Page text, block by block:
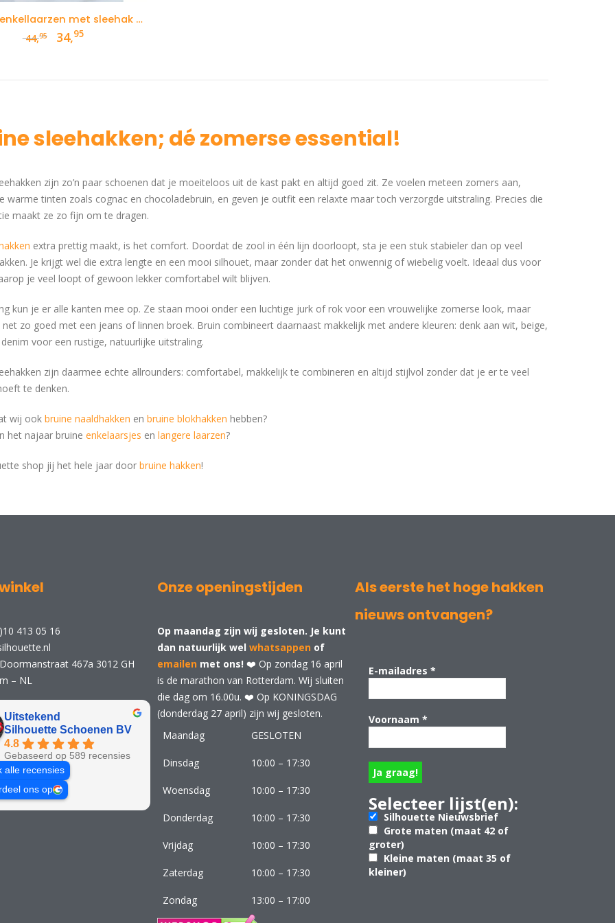
Zwarte enkellaarzen met sleehak en panterprint
44,95 Oorspronkelijke
prijs
34,95Huidige
sleehakken; dé zomerse essential!
zijn zo’n paar schoenen dat je moeiteloos uit de kast pakt en altijd goed zit. Ze voelen meteen zomers aan,
warme tinten zoals cognac en chocoladebruin, en geven je outfit een relaxte maar toch verzorgde uitstraling. Precies die
maakt ze zo fijn om te dragen.
extra prettig maakt, is het comfort. Doordat de zool in één lijn doorloopt, sta je een stuk stabieler dan op veel
Je krijgt wel die extra lengte en een mooi silhouet, maar zonder dat het onwennig of wiebelig voelt. Ideaal dus voor
je veel loopt of gewoon lekker comfortabel wilt blijven.
kun je er alle kanten mee op. Ze staan mooi onder een luchtige jurk of rok voor een vrouwelijke zomerse look, maar
zo goed met een jeans of linnen broek. Bruin combineert daarnaast makkelijk met andere kleuren: denk aan wit, beige,
voor een rustige, natuurlijke uitstraling.
zijn daarmee echte allrounders: comfortabel, makkelijk te combineren en altijd stijlvol zonder dat je er te veel
te denken.
wij ook bruine naaldhakken en bruine blokhakken hebben?
het najaar bruine enkelaarsjes en langere laarzen?
shop jij het hele jaar door bruine hakken!
413 05 16
467a 3012 GH
– NL
Uitstekend
Silhouette Schoenen BV
4.8
Gebaseerd op 589 recensies
alle recensies
ons op
Onze openingstijden
Op maandag zijn wij gesloten. Je kunt
dan natuurlijk wel whatsappen of
emailen met ons! ❤️ Op zondag 16 april
is de marathon van Rotterdam. Wij sluiten
die dag om 16.00u. ❤️ Op KONINGSDAG
(donderdag 27 april) zijn wij gesloten.
Maandag
GESLOTEN
Dinsdag 10:00 – 17:30
Woensdag 10:00 – 17:30
Donderdag 10:00 – 17:30
Vrijdag 10:00 – 17:30
Zaterdag 10:00 – 17:30
Zondag 13:00 – 17:00
Als eerste het hoge hakken
nieuws ontvangen?
E-mailadres *
Voornaam *
Selecteer lijst(en):
Silhouette Nieuwsbrief
Grote maten (maat 42 of
groter)
Kleine maten (maat 35 of
kleiner)